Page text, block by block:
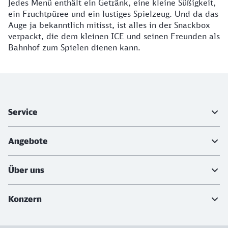
Jedes Menü enthält ein Getränk, eine kleine Süßigkeit,
ein Fruchtpüree und ein lustiges Spielzeug. Und da das
Auge ja bekanntlich mitisst, ist alles in der Snackbox
verpackt, die dem kleinen ICE und seinen Freunden als
Bahnhof zum Spielen dienen kann.
Service
Angebote
Über uns
Konzern